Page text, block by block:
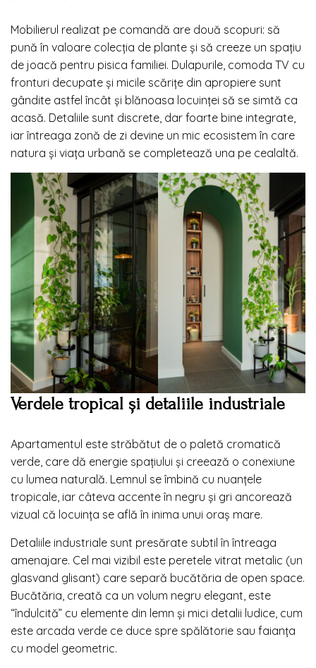
Mobilierul realizat pe comandă are două scopuri: să
pună în valoare colecția de plante și să creeze un spațiu
de joacă pentru pisica familiei. Dulapurile, comoda TV cu
fronturi decupate și micile scărițe din apropiere sunt
gândite astfel încât și blănoasa locuinței să se simtă ca
acasă. Detaliile sunt discrete, dar foarte bine integrate,
iar întreaga zonă de zi devine un mic ecosistem în care
natura și viața urbană se completează una pe cealaltă.
Verdele tropical și detaliile industriale
Apartamentul este străbătut de o paletă cromatică
verde, care dă energie spațiului și creează o conexiune
cu lumea naturală. Lemnul se îmbină cu nuanțele
tropicale, iar câteva accente în negru și gri ancorează
vizual că locuința se află în inima unui oraș mare.
Detaliile industriale sunt presărate subtil în întreaga
amenajare. Cel mai vizibil este peretele vitrat metalic (un
glasvand glisant) care separă bucătăria de open space.
Bucătăria, creată ca un volum negru elegant, este
“îndulcită” cu elemente din lemn și mici detalii ludice, cum
este arcada verde ce duce spre spălătorie sau faianța
cu model geometric.